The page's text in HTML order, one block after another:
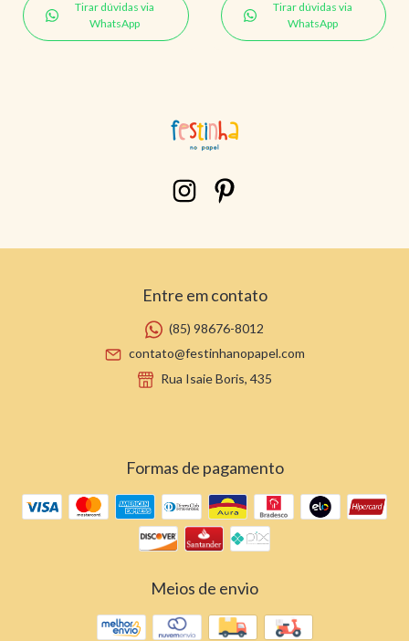
Tirar dúvidas via
WhatsApp
Tirar dúvidas via
WhatsApp
Entre em contato
(85) 98676-8012
contato@festinhanopapel.com
Rua Isaie Boris, 435
Formas de pagamento
Meios de envio